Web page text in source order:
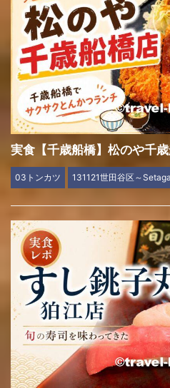
実食【千歳船橋】松のや千
03トンカツ 131121世田谷区～